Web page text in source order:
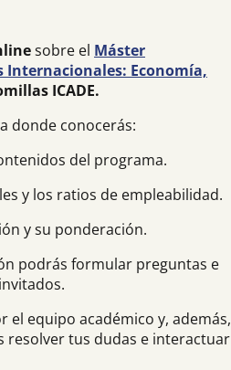
sobre el Máster
Economía,
ICADE.
donde conocerás:
del programa.
y los ratios de empleabilidad.
y su ponderación.
podrás formular preguntas e
el equipo académico y, además,
resolver tus dudas e interactuar